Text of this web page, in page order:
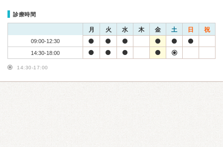
診療時間
月 火 水 木 金 土 日 祝
09:00-12:30
14:30-18:00
14:30-17:00